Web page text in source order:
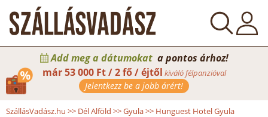
Add meg a dátumokat a pontos árhoz!
már53 000 Ft / 2 fő / éjtől kiváló félpanzióval
Jelentkezz be a jobb árért!
SzállásVadász.hu >> Dél Alföld >>Gyula>> Hunguest Hotel Gyula